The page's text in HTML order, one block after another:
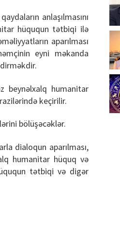
anlaşılmasını
hüququn tətbiqi ilə
aparılması
eyni məkanda
beynəlxalq humanitar
keçirilir.
bölüşəcəklər.
dialoqun aparılması,
humanitar hüquq və
tətbiqi və digər